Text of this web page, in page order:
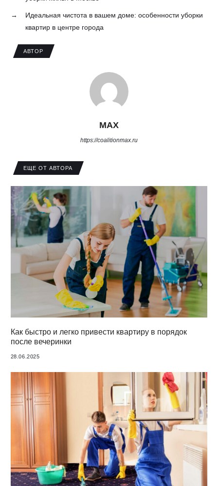
→
Идеальная чистота в вашем доме: особенности уборки
квартир в центре города
АВТОР
MAX
https://coalitionmax.ru
ЕЩЕ ОТ АВТОРА
Как быстро и легко привести квартиру в порядок
после вечеринки
28.06.2025